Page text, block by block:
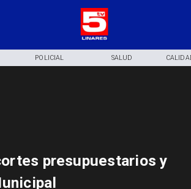
POLICIAL SALUD
presupuestarios y